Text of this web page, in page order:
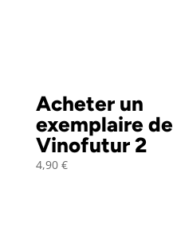
Acheter un
exemplaire de
Vinofutur 2
4,90 €